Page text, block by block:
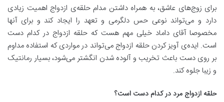
برای زوج‌های عاشق، به همراه داشتن مدام حلقه‌ی ازدواج اهمیت زیادی
دارد و می‌تواند نوعی حس دلگرمی و تعهد را ایجاد کند و برای آنها
مخصوصا آقای داماد خیلی مهم هست که حلقه ازدواج در کدام دست
است. ایده‌ی آویز کردن حلقه ازدواج می‌تواند در مواردی که استفاده مداوم
بر روی دست باعث تخریب و آلوده شدن انگشتر می‌شود، بسیار رمانتیک
و زیبا جلوه کند.
حلقه ازدواج مرد در کدام دست است؟